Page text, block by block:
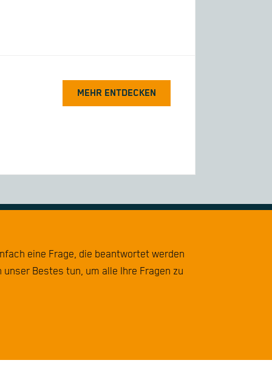
MEHR ENTDECKEN
eine Frage, die beantwortet werden
Bestes tun, um alle Ihre Fragen zu